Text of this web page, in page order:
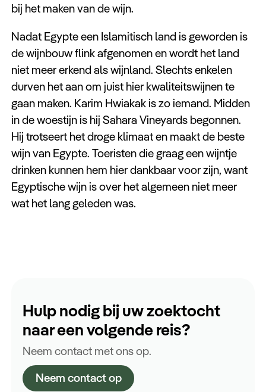
bij het maken van de wijn.
Nadat Egypte een Islamitisch land is geworden is
de wijnbouw flink afgenomen en wordt het land
niet meer erkend als wijnland. Slechts enkelen
durven het aan om juist hier kwaliteitswijnen te
gaan maken. Karim Hwiakak is zo iemand. Midden
in de woestijn is hij Sahara Vineyards begonnen.
Hij trotseert het droge klimaat en maakt de beste
wijn van Egypte. Toeristen die graag een wijntje
drinken kunnen hem hier dankbaar voor zijn, want
Egyptische wijn is over het algemeen niet meer
wat het lang geleden was.
Hulp nodig bij uw zoektocht
naar een volgende reis?
Neem contact met ons op.
Neem contact op